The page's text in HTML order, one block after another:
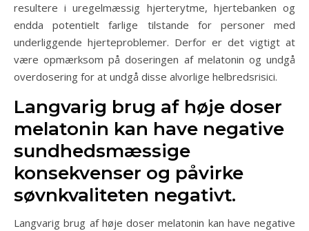
resultere i uregelmæssig hjerterytme, hjertebanken og
endda potentielt farlige tilstande for personer med
underliggende hjerteproblemer. Derfor er det vigtigt at
være opmærksom på doseringen af melatonin og undgå
overdosering for at undgå disse alvorlige helbredsrisici.
Langvarig brug af høje doser
melatonin kan have negative
sundhedsmæssige
konsekvenser og påvirke
søvnkvaliteten negativt.
Langvarig brug af høje doser melatonin kan have negative